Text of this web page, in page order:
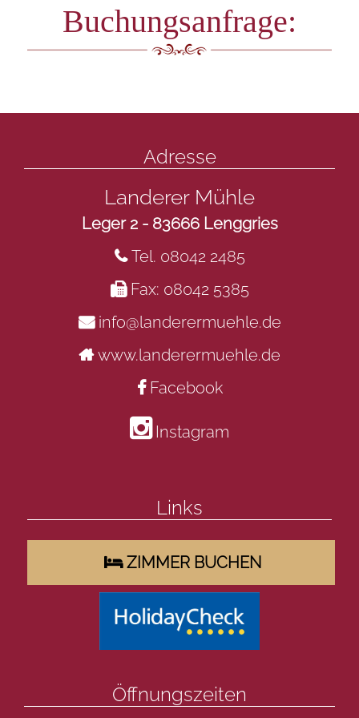
Buchungsanfrage:
Adresse
Landerer Mühle
Leger 2 - 83666 Lenggries
Tel. 08042 2485
Fax: 08042 5385
info@landerermuehle.de
www.landerermuehle.de
Facebook
Instagram
Links
ZIMMER BUCHEN
Öffnungszeiten